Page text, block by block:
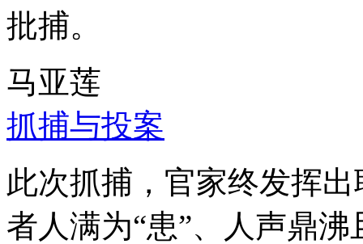
批捕。
马亚莲
抓捕与投案
此次抓捕，官家终发挥
者人满为“患”、人声鼎